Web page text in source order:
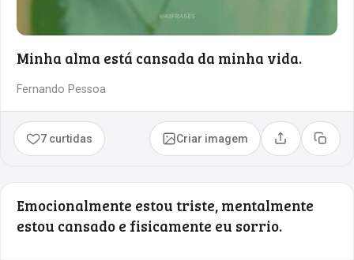
Minha alma está cansada da minha vida.
Fernando Pessoa
7 curtidas Criar imagem Compartilhar
Copiar
Emocionalmente estou triste, mentalmente
estou cansado e fisicamente eu sorrio.